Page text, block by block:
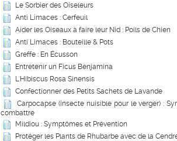
Le Sorbier des Oiseleurs
Anti Limaces : Cerfeuil
Aider les Oiseaux à faire leur Nid : Poils de Chien
Anti Limaces : Bouteille & Pots
Greffe : En Écusson
Entretenir un Ficus Benjamina
L'Hibiscus Rosa Sinensis
Confectionner des Petits Sachets de Lavande
Carpocapse (insecte nuisible pour le verger) :
combattre
Mildiou : Symptômes et Prévention
Protéger les Plants de Rhubarbe avec de la